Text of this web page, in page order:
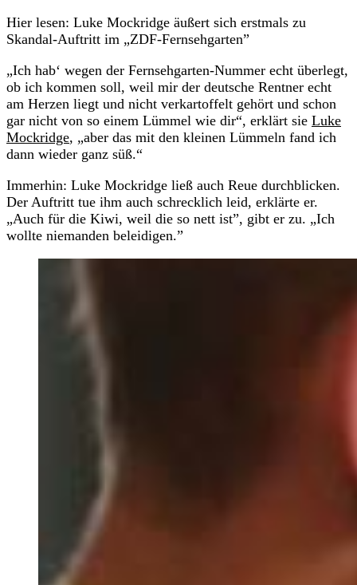
Hier lesen: Luke Mockridge äußert sich erstmals zu
Skandal-Auftritt im „ZDF-Fernsehgarten”
„Ich hab‘ wegen der Fernsehgarten-Nummer echt überlegt,
ob ich kommen soll, weil mir der deutsche Rentner echt
am Herzen liegt und nicht verkartoffelt gehört und schon
gar nicht von so einem Lümmel wie dir“, erklärt sie Luke
Mockridge, „aber das mit den kleinen Lümmeln fand ich
dann wieder ganz süß.“
Immerhin: Luke Mockridge ließ auch Reue durchblicken.
Der Auftritt tue ihm auch schrecklich leid, erklärte er.
„Auch für die Kiwi, weil die so nett ist”, gibt er zu. „Ich
wollte niemanden beleidigen.”